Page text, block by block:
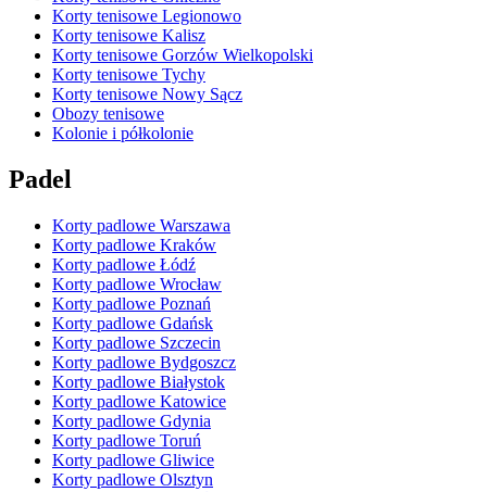
Korty tenisowe Legionowo
Korty tenisowe Kalisz
Korty tenisowe Gorzów Wielkopolski
Korty tenisowe Tychy
Korty tenisowe Nowy Sącz
Obozy tenisowe
Kolonie i półkolonie
Padel
Korty padlowe Warszawa
Korty padlowe Kraków
Korty padlowe Łódź
Korty padlowe Wrocław
Korty padlowe Poznań
Korty padlowe Gdańsk
Korty padlowe Szczecin
Korty padlowe Bydgoszcz
Korty padlowe Białystok
Korty padlowe Katowice
Korty padlowe Gdynia
Korty padlowe Toruń
Korty padlowe Gliwice
Korty padlowe Olsztyn